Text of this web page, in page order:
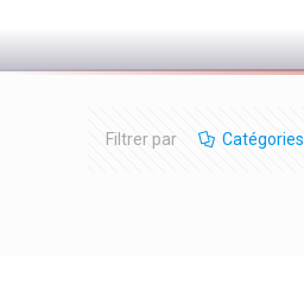
Filtrer par Catégories